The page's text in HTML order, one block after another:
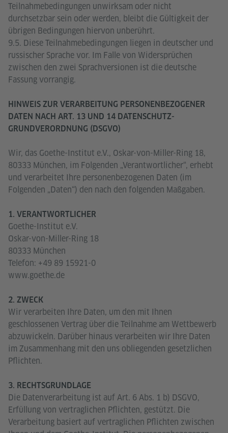
Teilnahmebedingungen unwirksam oder nicht
durchsetzbar sein oder werden, bleibt die Gültigkeit der
übrigen Bedingungen hiervon unberührt.
9.5. Diese Teilnahmebedingungen liegen in deutscher und
russischer Sprache vor. Im Falle von Widersprüchen
zwischen den zwei Sprachversionen ist die deutsche
Fassung vorrangig.
HINWEIS ZUR VERARBEITUNG PERSONENBEZOGENER
DATEN NACH ART. 13 UND 14 DATENSCHUTZ-
GRUNDVERORDNUNG (DSGVO)
Wir, das Goethe-Institut e.V., Oskar-von-Miller-Ring 18,
80333 München, im Folgenden „Verantwortlicher“, erhebt
und verarbeitet Ihre personenbezogenen Daten (im
Folgenden „Daten“) den nach den folgenden Maßgaben.
1. VERANTWORTLICHER
Goethe-Institut e.V.
Oskar-von-Miller-Ring 18
80333 München
Telefon: +49 89 15921-0
www.goethe.de
2. ZWECK
Wir verarbeiten Ihre Daten, um den mit Ihnen
geschlossenen Vertrag über die Teilnahme am Wettbewerb
abzuwickeln. Darüber hinaus verarbeiten wir Ihre Daten
im Zusammenhang mit den uns obliegenden gesetzlichen
Pflichten.
3. RECHTSGRUNDLAGE
Die Datenverarbeitung ist auf Art. 6 Abs. 1 b) DSGVO,
Erfüllung von vertraglichen Pflichten, gestützt. Die
Verarbeitung basiert auf vertraglichen Pflichten zwischen